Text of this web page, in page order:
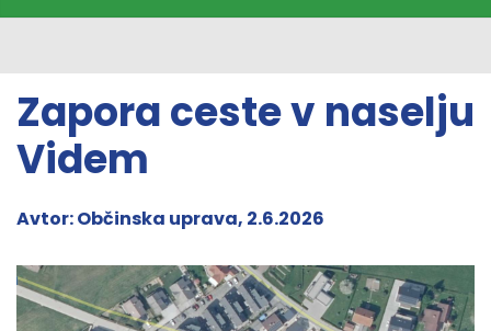
Zapora ceste v naselju
Videm
Avtor: Občinska uprava, 2.6.2026